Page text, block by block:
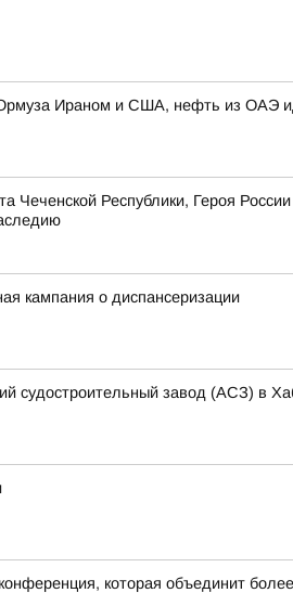
Ираном и США, нефть из ОАЭ
Чеченской Республики, Героя
кампания о диспансеризации
судостроительный завод (АСЗ) в
которая объединит